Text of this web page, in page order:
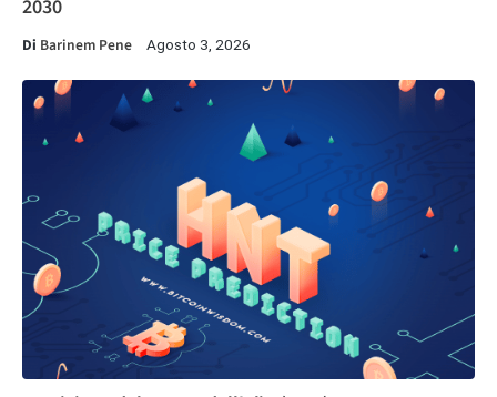
2030
Di Barinem Pene Agosto 3, 2026